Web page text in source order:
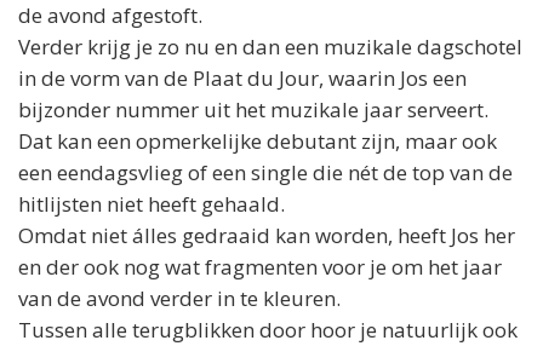
de avond afgestoft.
Verder krijg je zo nu en dan een muzikale dagschotel
in de vorm van de Plaat du Jour, waarin Jos een
bijzonder nummer uit het muzikale jaar serveert.
Dat kan een opmerkelijke debutant zijn, maar ook
een eendagsvlieg of een single die nét de top van de
hitlijsten niet heeft gehaald.
Omdat niet álles gedraaid kan worden, heeft Jos her
en der ook nog wat fragmenten voor je om het jaar
van de avond verder in te kleuren.
Tussen alle terugblikken door hoor je natuurlijk ook